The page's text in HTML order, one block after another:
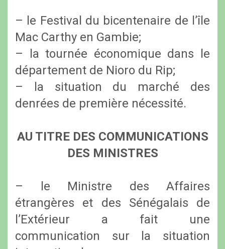
– le Festival du bicentenaire de l’île
Mac Carthy en Gambie;
– la tournée économique dans le
département de Nioro du Rip;
– la situation du marché des
denrées de première nécessité.
AU TITRE DES COMMUNICATIONS
DES MINISTRES
– le Ministre des Affaires
étrangères et des Sénégalais de
l’Extérieur a fait une
communication sur la situation